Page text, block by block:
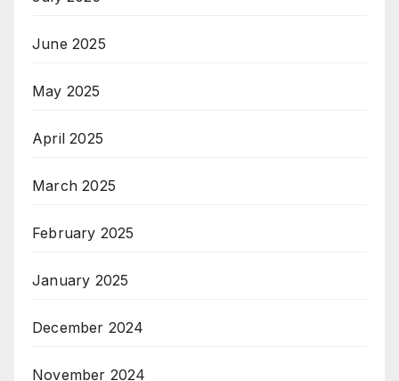
June 2025
May 2025
April 2025
March 2025
February 2025
January 2025
December 2024
November 2024